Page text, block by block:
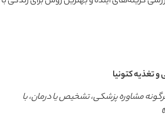
کتونیا
مشاوره پزشکی، تشخیص یا درمان، با